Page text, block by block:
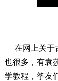
在网上关于
也很多，有袁
学教程，筝友